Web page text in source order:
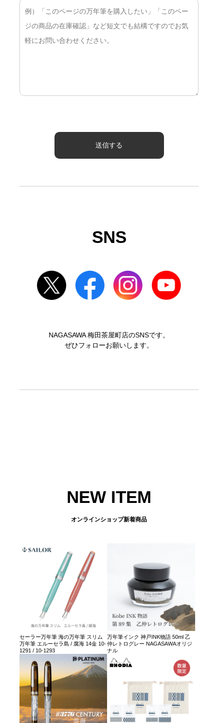
SNS
NAGASAWA 梅田茶屋町店のSNSです。
ぜひフォローお願いします。
NEW ITEM
オンラインショップ新着商品
セーラー万年筆 海の万年筆 スリム
万年筆 エルーセラ島 / 腐海 14金 10-
1291 / 10-1293
万年筆インク 神戸INK物語 50ml 乙
仲レトログレー NAGASAWAオリジ
ナル